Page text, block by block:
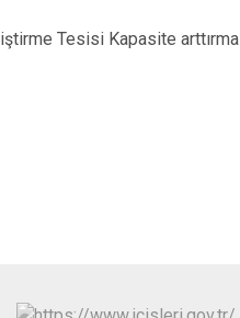
Tesisi Kapasite arttırma